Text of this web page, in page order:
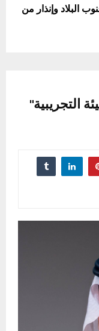
يضرب جنوب البلاد وإنذار من
التجريبية"